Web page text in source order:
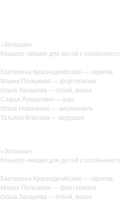
«Золушка»
Концерт-лекция для детей с
Екатерина Краснодембская — скрипка
Мария Полшкова — фортепиано
Ольга Лазарева — гобой, вокал
Софья Лукашевич — альт
Ольга Новиченко — виолончель
Татьяна Власова — ведущая
«Золушка»
Концерт-лекция для детей с
Екатерина Краснодембская — скрипка
Мария Полшкова — фортепиано
Ольга Лазарева — гобой, вокал